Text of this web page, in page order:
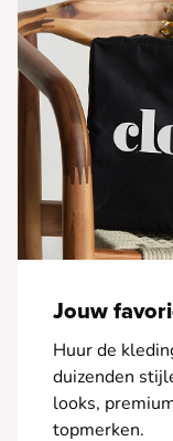
Jouw
Huur de
duizenden
looks,
topmerken.